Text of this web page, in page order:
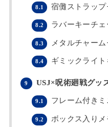
8.1 宿儺ストラップ
8.2 ラバーキーチェ
8.3 メタルチャーム
8.4 ギミックライ
9 USJ×呪術廻戦グッ
9.1 フレーム付きミ
9.2 ボックス入りメ